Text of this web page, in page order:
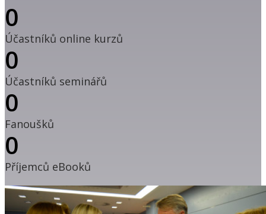
0
Účastníků online kurzů
0
Účastníků seminářů
0
Fanoušků
0
Příjemců eBooků